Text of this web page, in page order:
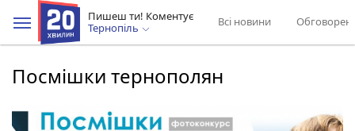
Пишеш ти! Коментує
Тернопіль
Всі новини
Посмішки тернополян